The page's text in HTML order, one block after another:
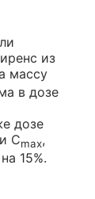
из
массу
в дозе
дозе
Cmax,
15%.